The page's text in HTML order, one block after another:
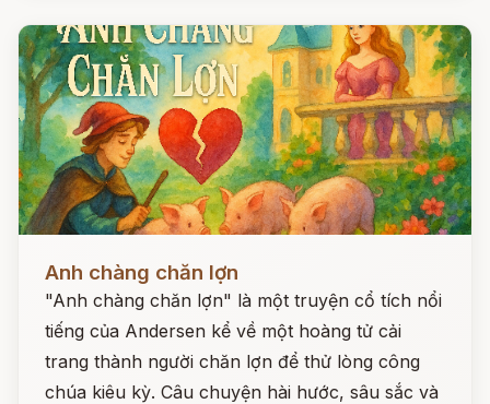
Anh chàng chăn lợn
"Anh chàng chăn lợn" là một truyện cổ tích nổi
tiếng của Andersen kể về một hoàng tử cải
trang thành người chăn lợn để thử lòng công
chúa kiêu kỳ. Câu chuyện hài hước, sâu sắc và